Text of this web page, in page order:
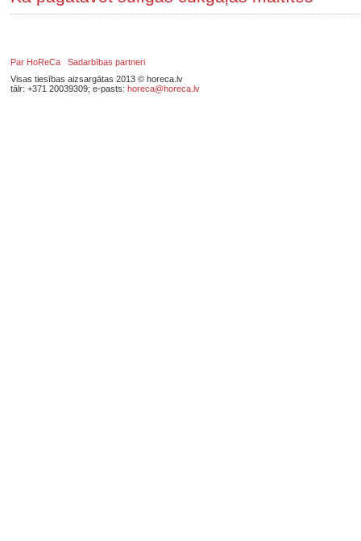
Par HoReCa
Sadarbības partneri
Visas tiesības aizsargātas 2013 © horeca.lv
tālr: +371 20039309; e-pasts: horeca@horeca.lv